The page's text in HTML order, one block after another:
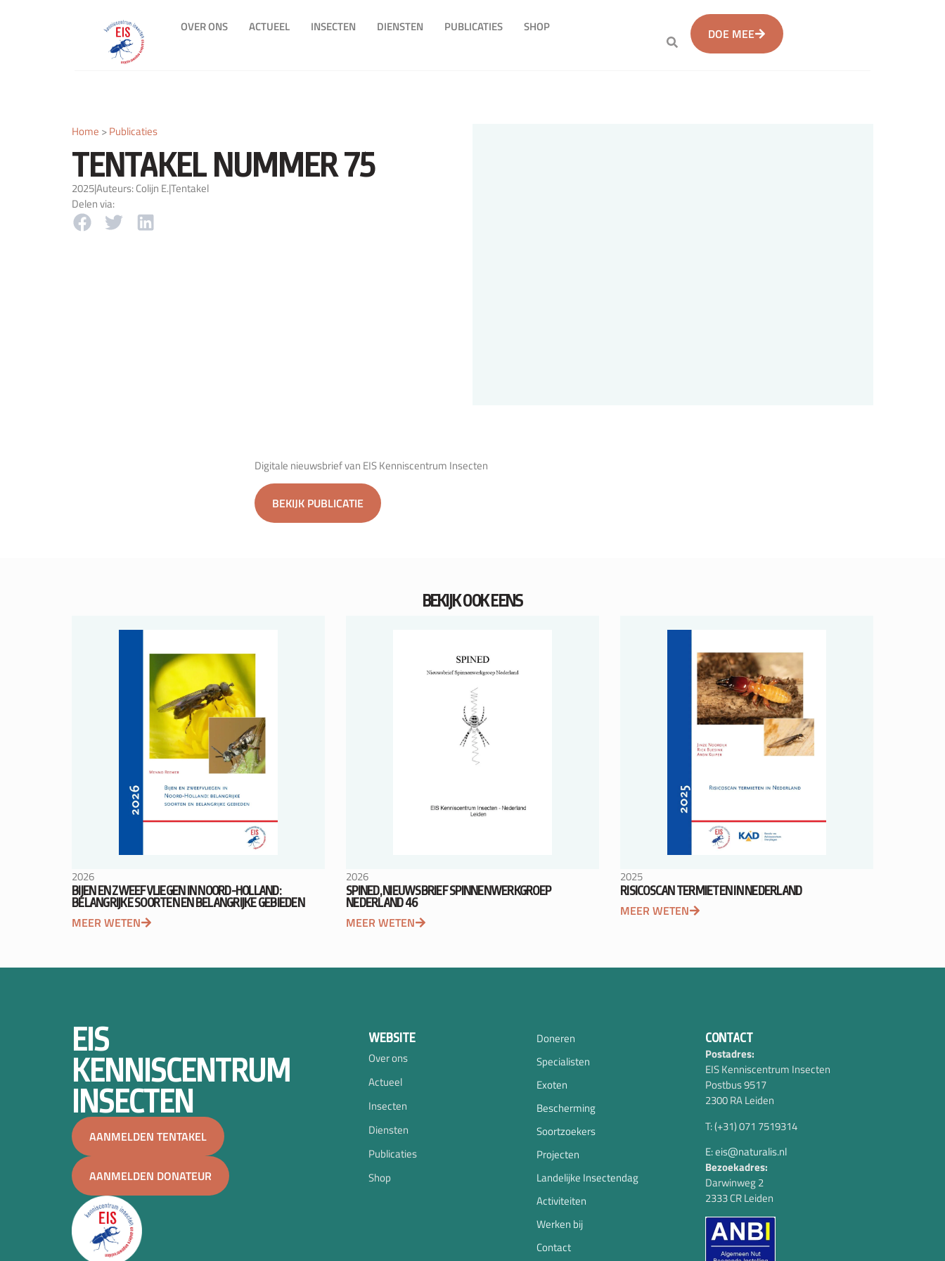
OVER ONS ACTUEEL INSECTEN DIENSTEN PUBLICATIES SHOP DOE MEE
Home >Publicaties
TENTAKEL NUMMER 75
2025|Auteurs: Colijn E.|Tentakel
Delen via:
Digitale nieuwsbrief van EIS Kenniscentrum Insecten
BEKIJK PUBLICATIE
BEKIJK OOK EENS
2026
BIJEN EN ZWEEFVLIEGEN IN NOORD-HOLLAND:
BELANGRIJKE SOORTEN EN BELANGRIJKE GEBIEDEN
MEER WETEN
2026
SPINED, NIEUWSBRIEF SPINNENWERKGROEP
NEDERLAND 46
MEER WETEN
2025
RISICOSCAN TERMIETEN IN NEDERLAND
MEER WETEN
EIS
KENNISCENTRUM
INSECTEN
AANMELDEN TENTAKEL
AANMELDEN DONATEUR
WEBSITE
Over ons
Actueel
Insecten
Diensten
Publicaties
Shop
Doneren
Specialisten
Exoten
Bescherming
Soortzoekers
Projecten
Landelijke Insectendag
Activiteiten
Werken bij
Contact
CONTACT
Postadres:
EIS Kenniscentrum Insecten
Postbus 9517
2300 RA Leiden
T: (+31) 071 7519314
E: eis@naturalis.nl
Bezoekadres:
Darwinweg 2
2333 CR Leiden